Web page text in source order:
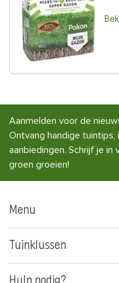
Aanmelden voor de
Ontvang handige tuintips,
aanbiedingen. Schrijf je
groen groeien!
Menu
Tuinklussen